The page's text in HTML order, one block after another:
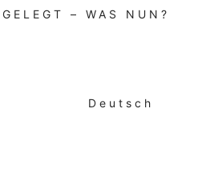
– WAS NUN?
Deutsch